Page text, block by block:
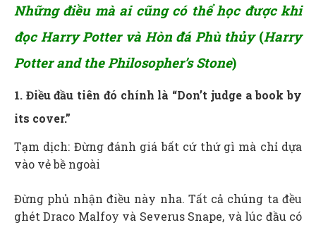
Những điều mà ai cũng có thể học được khi
đọc Harry Potter và Hòn đá Phù thủy (Harry
Potter and the Philosopher’s Stone)
1. Điều đầu tiên đó chính là “Don’t judge a book by
its cover.”
Tạm dịch: Đừng đánh giá bất cứ thứ gì mà chỉ dựa
vào vẻ bề ngoài
Đừng phủ nhận điều này nha. Tất cả chúng ta đều
ghét Draco Malfoy và Severus Snape, và lúc đầu có